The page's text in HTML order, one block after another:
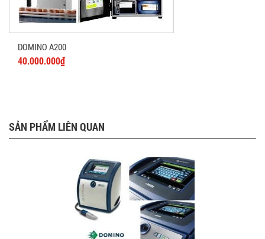
DOMINO A200
40.000.000₫
SẢN PHẨM LIÊN QUAN